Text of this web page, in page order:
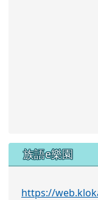
族語e樂園
https://